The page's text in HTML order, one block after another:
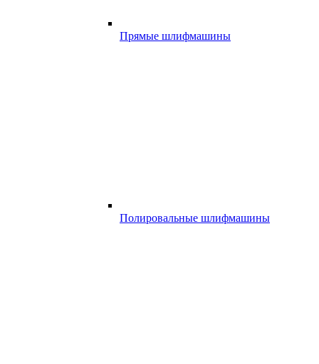
Прямые шлифмашины
Полировальные шлифмашины